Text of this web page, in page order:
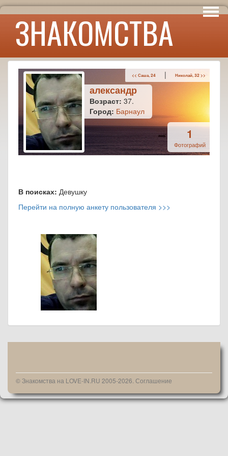
ЗНАКОМСТВА
Интересы
Юмор
александр
Возраст: 37.
Город: Барнаул
<< Саша, 24 | Николай, 32 >>
1
Фотографий
В поисках: Девушку
Перейти на полную анкету пользователя >>>
© Знакомства на LOVE-IN.RU 2005-2026. Соглашение